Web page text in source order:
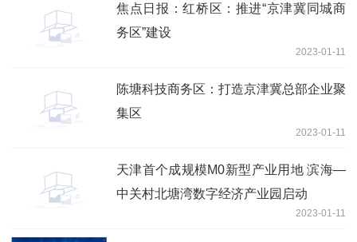
焦点日报：红桥区：推进“京津冀同城商
务区”建设
2023-01-11
陈塘科技商务区：打造京津冀总部企业聚
集区
2023-01-11
天津首个成规模M0新型产业用地 滨海—
中关村北塘湾数字经济产业园启动
2023-01-11